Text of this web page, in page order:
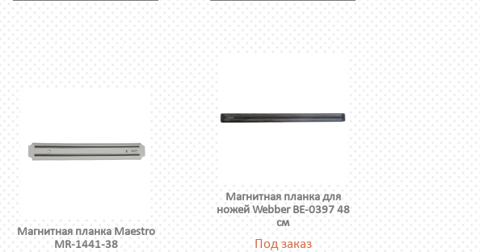
Магнитная планка Maestro
MR-1441-38
Магнитная планка для
ножей Webber BE-0397 48
см
Под заказ